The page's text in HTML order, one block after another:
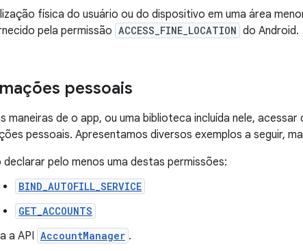
física do usuário ou do dispositivo em uma área
pela permissão ACCESS_FINE_LOCATION do Android.
pessoais
maneiras de o app, ou uma biblioteca incluída nele,
pessoais. Apresentamos diversos exemplos a seguir,
declarar pelo menos uma destas permissões:
BIND_AUTOFILL_SERVICE
GET_ACCOUNTS
a API AccountManager .